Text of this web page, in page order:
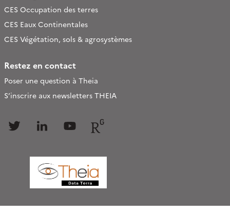
CES Occupation des terres
CES Eaux Continentales
CES Végétation, sols & agrosystèmes
Restez en contact
Poser une question à Theia
S’inscrire aux newsletters THEIA
Follow Follow